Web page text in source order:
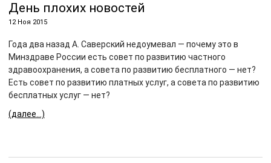
День плохих новостей
12 Ноя 2015
Года два назад А. Саверский недоумевал — почему это в
Минздраве России есть совет по развитию частного
здравоохранения, а совета по развитию бесплатного — нет?
Есть совет по развитию платных услуг, а совета по развитию
бесплатных услуг — нет?
(далее…)